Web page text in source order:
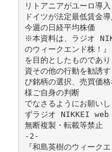
リトアニアがユーロ導入
ドイツが法定最低賃金導
今週の日経平均株価
※本資料は、ラジオ
のウィークエンド株！
を目的としたものであ
資その他の行動を勧誘
び銘柄の選択、売買価
様ご自身の判断
でなさるようにお願い
ずラジオ NIKKEI web
無断複製・転載等禁止
-2-
『和島英樹のウィー